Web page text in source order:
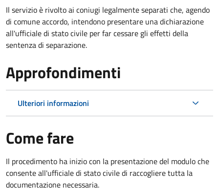
Il servizio è rivolto ai coniugi legalmente separati che, agendo
di comune accordo, intendono presentare una dichiarazione
all'ufficiale di stato civile per far cessare gli effetti della
sentenza di separazione.
Approfondimenti
Ulteriori informazioni
Come fare
Il procedimento ha inizio con la presentazione del modulo che
consente all'ufficiale di stato civile di raccogliere tutta la
documentazione necessaria.